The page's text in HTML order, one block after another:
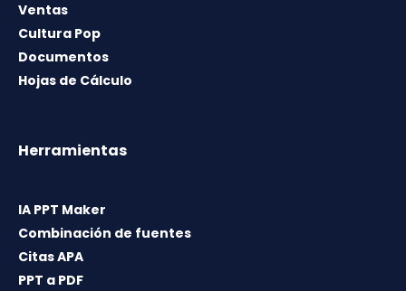
Ventas
Cultura Pop
Documentos
Hojas de Cálculo
Herramientas
IA PPT Maker
Combinación de fuentes
Citas APA
PPT a PDF